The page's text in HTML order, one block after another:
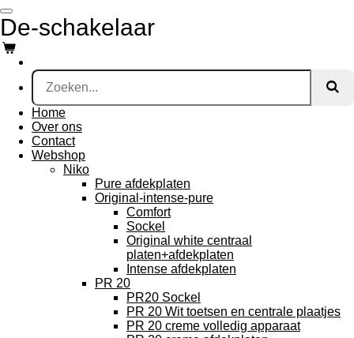
Ga
direct
naar
de
hoofdinhoud
De-schakelaar
Home
Over ons
Contact
Webshop
Niko
Pure afdekplaten
Original-intense-pure
Comfort
Sockel
Original white centraal
platen+afdekplaten
Intense afdekplaten
PR 20
PR20 Sockel
PR 20 Wit toetsen en centrale plaatjes
PR 20 creme volledig apparaat